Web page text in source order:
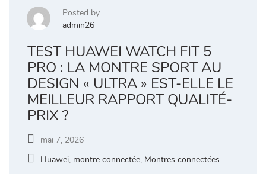
Posted by
admin26
TEST HUAWEI WATCH FIT 5
PRO : LA MONTRE SPORT AU
DESIGN « ULTRA » EST-ELLE LE
MEILLEUR RAPPORT QUALITÉ-
PRIX ?
mai 7, 2026
Huawei, montre connectée, Montres connectées